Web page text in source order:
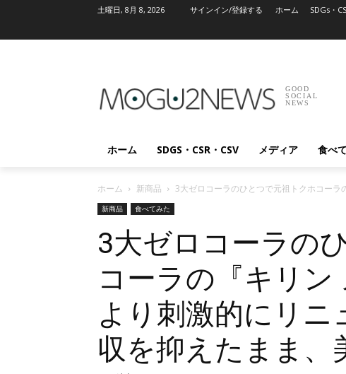
土曜日, 8月 8, 2026 サインイン/登録する ホーム SDGs・
GOOD
SOCIAL
NEWS
ホーム SDGS・CSR・CSV メディア 食べ
ホーム 新商品 3大ゼロコーラのひとつで元祖トクホコー
新商品 食べてみた
3大ゼロコーラの
コーラの『キリ
より刺激的にリニ
収を抑えたまま、